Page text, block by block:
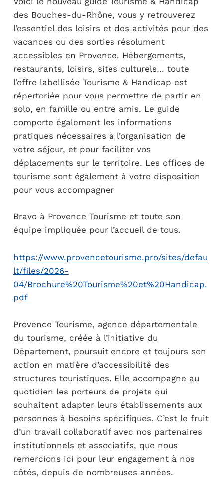
des Bouches-du-Rhône, vous y retrouverez
l’essentiel des loisirs et des activités pour des
vacances ou des sorties résolument
accessibles en Provence. Hébergements,
restaurants, loisirs, sites culturels… toute
l’offre labellisée Tourisme & Handicap est
répertoriée pour vous permettre de partir en
solo, en famille ou entre amis. Le guide
comporte également les informations
pratiques nécessaires à l’organisation de
votre séjour, et pour faciliter vos
déplacements sur le territoire. Les offices de
tourisme sont également à votre disposition
pour vous accompagner
Bravo à Provence Tourisme et toute son
équipe impliquée pour l’accueil de tous.
https://www.provencetourisme.pro/sites/defau
lt/files/2026-
04/Brochure%20Tourisme%20et%20Handicap.
pdf
Provence Tourisme, agence départementale
du tourisme, créée à l’initiative du
Département, poursuit encore et toujours son
action en matière d’accessibilité des
structures touristiques. Elle accompagne au
quotidien les porteurs de projets qui
souhaitent adapter leurs établissements aux
personnes à besoins spécifiques. C’est le fruit
d’un travail collaboratif avec nos partenaires
institutionnels et associatifs, que nous
remercions ici pour leur engagement à nos
côtés, depuis de nombreuses années.